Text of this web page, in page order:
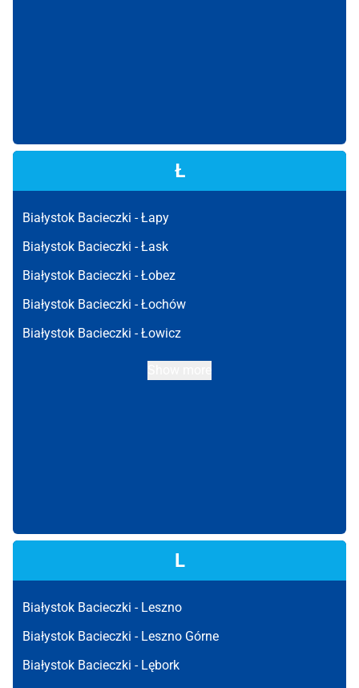
Ł
Białystok Bacieczki -Łapy
Białystok Bacieczki -Łask
Białystok Bacieczki -Łobez
Białystok Bacieczki -Łochów
Białystok Bacieczki -Łowicz
L
Białystok Bacieczki - Leszno
Białystok Bacieczki - Leszno Górne
Białystok Bacieczki - Lębork